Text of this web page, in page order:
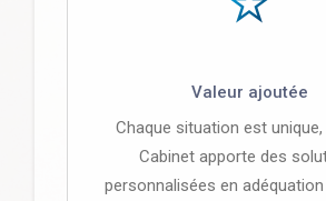
Valeur ajoutée
Chaque situation est
Cabinet apporte des
personnalisées en